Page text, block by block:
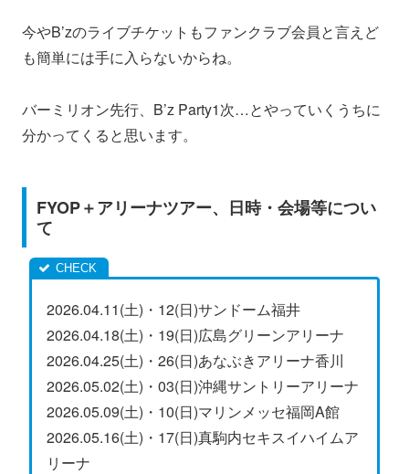
今やB’zのライブチケットもファンクラブ会員と言えど
も簡単には手に入らないからね。
バーミリオン先行、B’z Party1次…とやっていくうちに
分かってくると思います。
FYOP＋アリーナツアー、日時・会場等につい
て
2026.04.11(土)・12(日)サンドーム福井
2026.04.18(土)・19(日)広島グリーンアリーナ
2026.04.25(土)・26(日)あなぶきアリーナ香川
2026.05.02(土)・03(日)沖縄サントリーアリーナ
2026.05.09(土)・10(日)マリンメッセ福岡A館
2026.05.16(土)・17(日)真駒内セキスイハイムア
リーナ